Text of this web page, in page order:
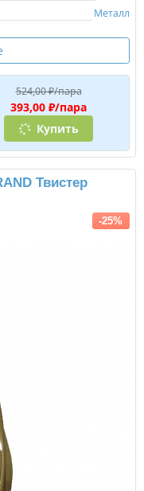
Металл
524,00 ₽/пара
393,00 ₽/пара
Купить
Твистер
-25%